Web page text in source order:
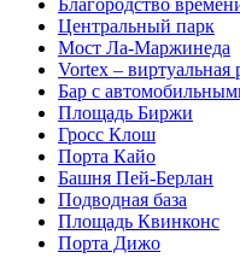
Благородство
Центральный парк
Мост Ла-Маржинеда
Vortex – виртуальная
Бар с
Площадь Биржи
Гросс Клош
Порта Кайо
Башня Пей-Берлан
Подводная база
Площадь Квинконс
Порта Дижо